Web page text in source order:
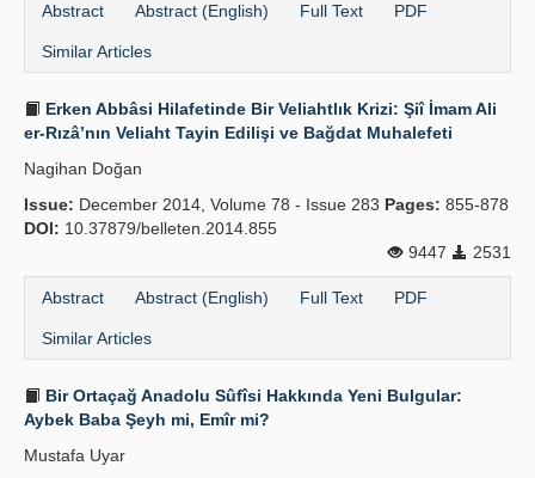
Abstract Abstract (English) Full Text PDF
Similar Articles
Erken Abbâsi Hilafetinde Bir Veliahtlık Krizi: Şiî İmam Ali
er-Rızâ’nın Veliaht Tayin Edilişi ve Bağdat Muhalefeti
Nagihan Doğan
Issue: December 2014, Volume 78 - Issue 283 Pages: 855-878
DOI: 10.37879/belleten.2014.855
9447
2531
Abstract Abstract (English) Full Text PDF
Similar Articles
Bir Ortaçağ Anadolu Sûfîsi Hakkında Yeni Bulgular:
Aybek Baba Şeyh mi, Emîr mi?
Mustafa Uyar